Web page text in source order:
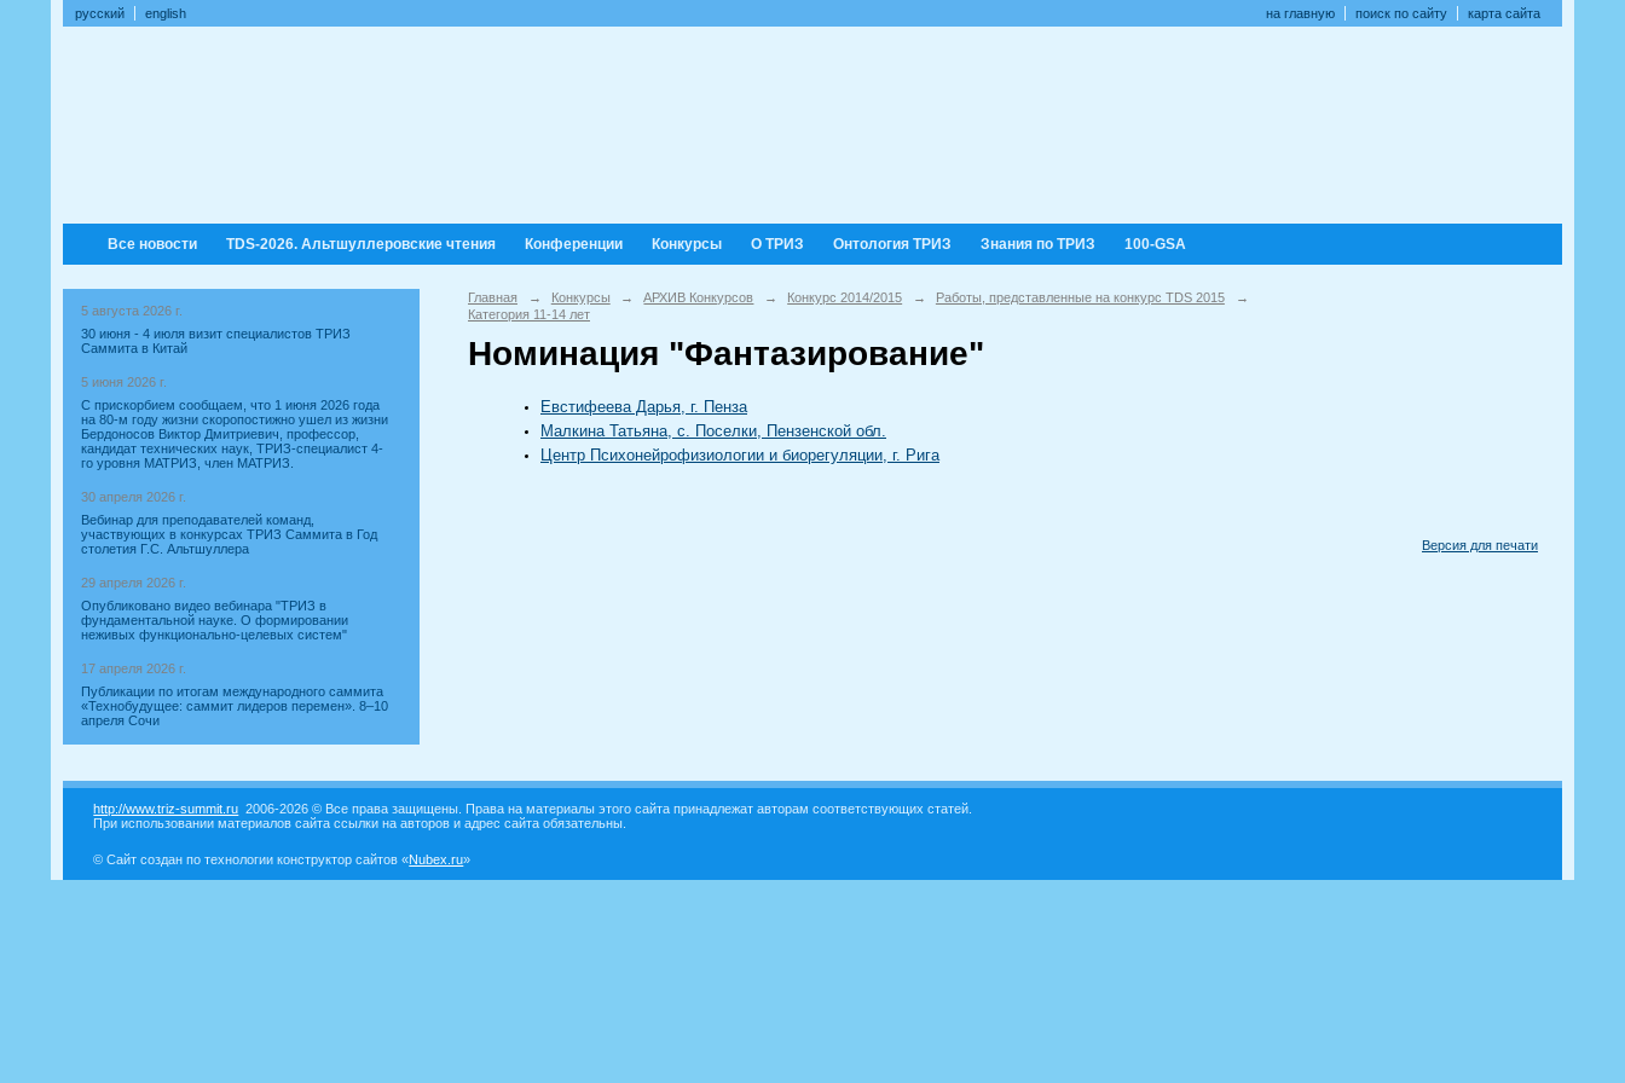
русский english на главную поиск по сайту карта сайта
Все новости TDS-2026. Альтшуллеровские чтения Конференции Конкурсы О ТРИЗ Онтология ТРИЗ Знания по ТРИЗ 100-GSA
5 августа 2026 г.
30 июня - 4 июля визит специалистов ТРИЗ
Саммита в Китай
5 июня 2026 г.
С прискорбием сообщаем, что 1 июня 2026 года
на 80-м году жизни скоропостижно ушел из жизни
Бердоносов Виктор Дмитриевич, профессор,
кандидат технических наук, ТРИЗ-специалист 4-
го уровня МАТРИЗ, член МАТРИЗ.
30 апреля 2026 г.
Вебинар для преподавателей команд,
участвующих в конкурсах ТРИЗ Саммита в Год
столетия Г.С. Альтшуллера
29 апреля 2026 г.
Опубликовано видео вебинара "ТРИЗ в
фундаментальной науке. О формировании
неживых функционально-целевых систем"
17 апреля 2026 г.
Публикации по итогам международного саммита
«Технобудущее: саммит лидеров перемен». 8–10
апреля Сочи
Главная → Конкурсы → АРХИВ Конкурсов → Конкурс 2014/2015 → Работы, представленные на конкурс TDS 2015
→
Категория 11-14 лет
Номинация "Фантазирование"
Евстифеева Дарья, г. Пенза
Малкина Татьяна, с. Поселки, Пензенской обл.
Центр Психонейрофизиологии и биорегуляции, г. Рига
Версия для печати
http://www.triz-summit.ru 2006-2026 © Все права защищены. Права на материалы этого сайта принадлежат авторам соответствующих статей.
При использовании материалов сайта ссылки на авторов и адрес сайта обязательны.
© Сайт создан по технологии конструктор сайтов «Nubex.ru»